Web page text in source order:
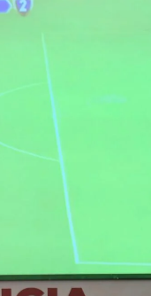
de 982
destinos